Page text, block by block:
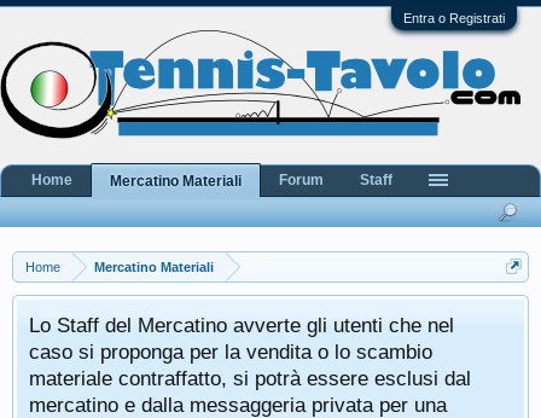
Entra o Registrati
Home Mercatino Materiali
Lo Staff del Mercatino avverte gli utenti che nel
caso si proponga per la vendita o lo scambio
materiale contraffatto, si potrà essere esclusi dal
mercatino e dalla messaggeria privata per una
Home Mercatino Materiali Forum Staff